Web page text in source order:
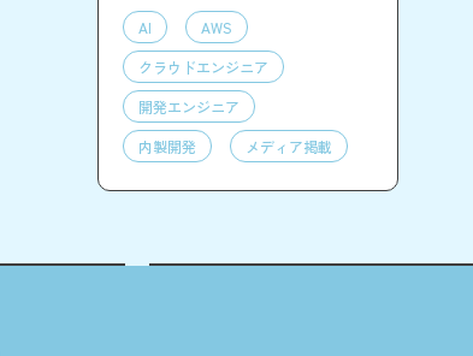
AI
AWS
クラウドエンジニア
開発エンジニア
内製開発
メディア掲載